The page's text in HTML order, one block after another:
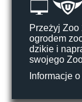
Przeżyj Zoo
ogrodem
dzikie i
swojego
Informacje